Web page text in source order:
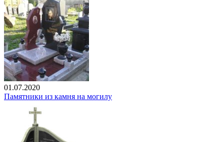
01.07.2020
Памятники из камня на могилу